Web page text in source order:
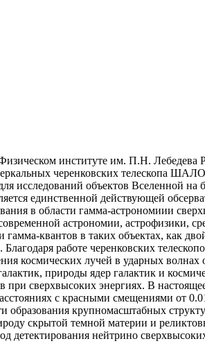
институте им. П.Н.
черенковских телескопа
объектов Вселенной на
единственной действующей
в области гамма-астрономиии
астрономии, астрофизики,
гамма-квантов в таких объектах, как
работе черенковских
космических лучей в ударных волнах
природы ядер галактик и
при сверхвысоких энергиях. В
с красными смещениями от
образования крупномасштабных
скрытой темной материи и
детектирования нейтрино